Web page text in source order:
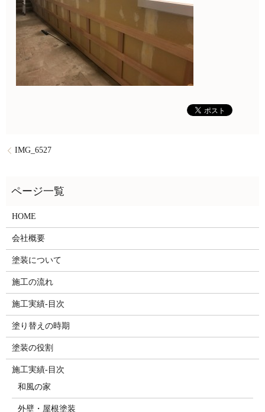
IMG_6527
HOME
会社概要
塗装について
施工の流れ
施工実績-目次
塗り替えの時期
塗装の役割
施工実績-目次
和風の家
外壁・屋根塗装